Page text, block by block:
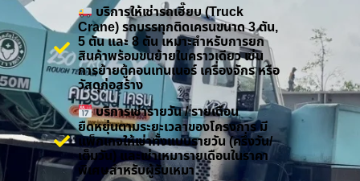
บริการให้เช่ารถเฮี๊ยบ (Truck
Crane) รถบรรทุกติดเครนขนาด 3 ตัน,
5 ตัน และ 8 ตัน เหมาะสำหรับการยก
สินค้าพร้อมขนย้ายในคราวเดียว เช่น
การย้ายตู้คอนเทนเนอร์ เครื่องจักร หรือ
วัสดุก่อสร้าง
บริการเช่ารายวัน / รายเดือน
ยืดหยุ่นตามระยะเวลาของโครงการ มี
แพ็กเกจให้เช่าทั้งแบบรายวัน (ครึ่งวัน/
เต็มวัน) และเช่าเหมารายเดือนในราคา
พิเศษสำหรับผู้รับเหมา